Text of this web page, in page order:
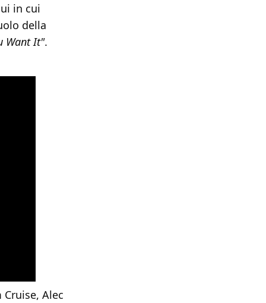
in cui
della
Want It".
Alec